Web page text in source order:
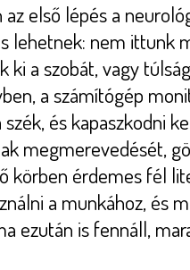
első lépés a
lehetnek: nem ittunk
ki a szobát, vagy
a számítógép
és kapaszkodni
megmerevedését,
körben érdemes fél
a munkához, és
ezután is fennáll,